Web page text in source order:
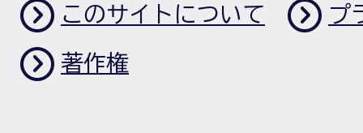
このサイトについて プ
著作権